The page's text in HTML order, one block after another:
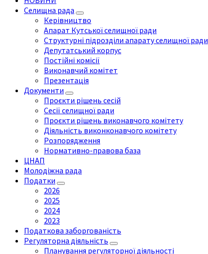
Селищна рада
Керівництво
Апарат Кутської селищної ради
Структурні підрозділи апарату селищної ради
Депутатський корпус
Постійні комісії
Виконавчий комітет
Презентація
Документи
Проєкти рішень сесій
Сесії селищної ради
Проєкти рішень виконавчого комітету
Діяльність виконконавчого комітету
Розпорядження
Нормативно-правова база
ЦНАП
Молодіжна рада
Податки
2026
2025
2024
2023
Податкова заборгованість
Регуляторна діяльність
Планування регуляторної діяльності